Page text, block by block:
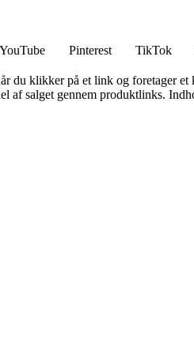
YouTube Pinterest TikTok
du klikker på et link og foretager et
salget gennem produktlinks.